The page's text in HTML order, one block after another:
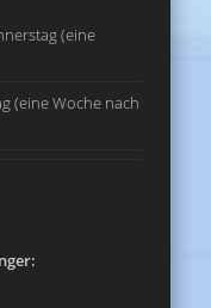
(eine
(eine Woche nach